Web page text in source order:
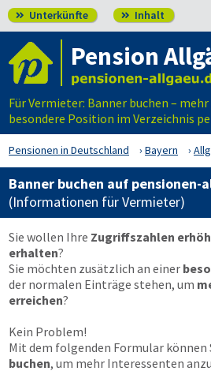
 Unterkünfte  Inhalt
Pension
Für Vermieter: Banner buchen –
besondere Position im Verzeichnis
Pensionen in Deutschland Bayern
Banner buchen auf pensionen-
(Informationen für Vermieter)
Sie wollen Ihre Zugriffszahlen
erhalten?
Sie möchten zusätzlich an einer
der normalen Einträge stehen, um
erreichen?
Kein Problem!
Mit dem folgenden Formular können
buchen, um mehr Interessenten